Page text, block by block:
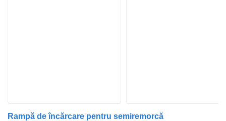
Rampă de încărcare pentru semiremorcă